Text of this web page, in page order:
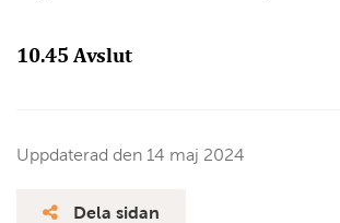
10.45 Avslut
Uppdaterad den 14 maj 2024
Dela sidan